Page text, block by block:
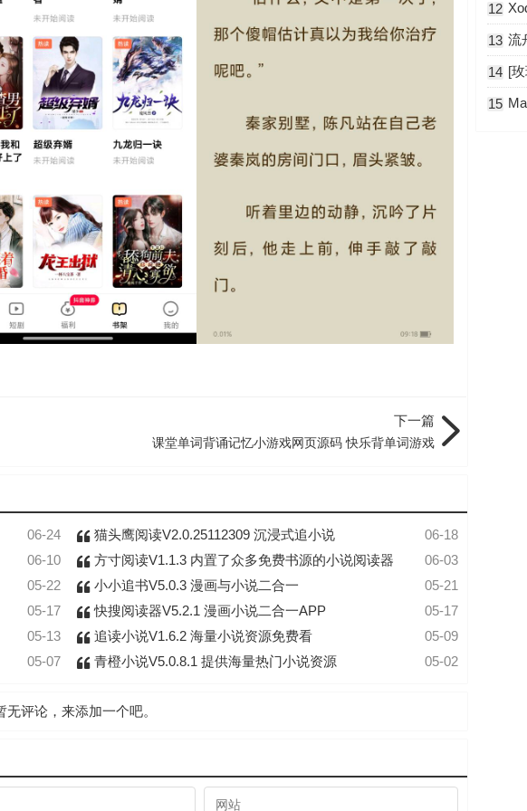
下一篇
课堂单词背诵记忆小游戏网页源码 快乐背单词游戏
06-24 06-18
猫头鹰阅读V2.0.25112309 沉浸式追小说
06-10
06-03
方寸阅读V1.1.3 内置了众多免费书源的小说阅读器
05-22
05-21
小小追书V5.0.3 漫画与小说二合一
05-17
05-17
快搜阅读器V5.2.1 漫画小说二合一APP
05-13
05-09
追读小说V1.6.2 海量小说资源免费看
05-07
05-02
青橙小说V5.0.8.1 提供海量热门小说资源
无评论，来添加一个吧。
12
13
14
15